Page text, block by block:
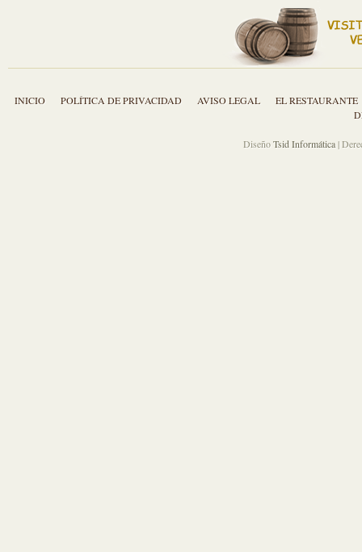
INICIO POLÍTICA DE PRIVACIDAD AVISO LEGAL
EL RESTAURANTE
DiseñoTsid Informática|